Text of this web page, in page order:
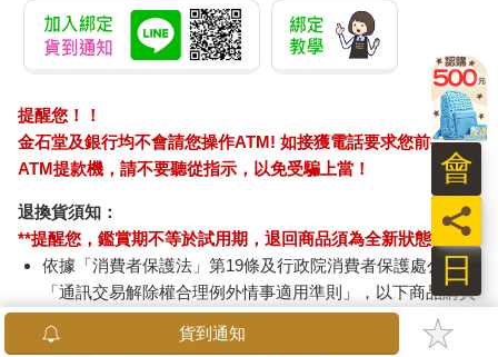
提醒您！！
金石堂及銀行均不會請您操作ATM! 如接獲電話要求您前往
ATM提款機，請不要聽從指示，以免受騙上當！
退換貨須知：
**提醒您，鑑賞期不等於試用期，退回商品須為全新狀態**
依據「消費者保護法」第19條及行政院消費者保護處公告之
「通訊交易解除權合理例外情事適用準則」，以下商品購買
後，除商品本身有瑕疵外，將不提供7天的猶豫期：
易於腐敗、保存期限較短或解約時即將逾期。（如：生
貨到通知
日
員
會